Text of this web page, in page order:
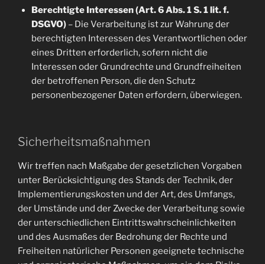
Berechtigte Interessen (Art. 6 Abs. 1 S. 1 lit. f.
DSGVO)– Die Verarbeitung ist zur Wahrung der
berechtigten Interessen des Verantwortlichen oder
eines Dritten erforderlich, sofern nicht die
Interessen oder Grundrechte und Grundfreiheiten
der betroffenen Person, die den Schutz
personenbezogener Daten erfordern, überwiegen.
Sicherheitsmaßnahmen
Wir treffen nach Maßgabe der gesetzlichen Vorgaben
unter Berücksichtigung des Stands der Technik, der
Implementierungskosten und der Art, des Umfangs,
der Umstände und der Zwecke der Verarbeitung sowie
der unterschiedlichen Eintrittswahrscheinlichkeiten
und des Ausmaßes der Bedrohung der Rechte und
Freiheiten natürlicher Personen geeignete technische